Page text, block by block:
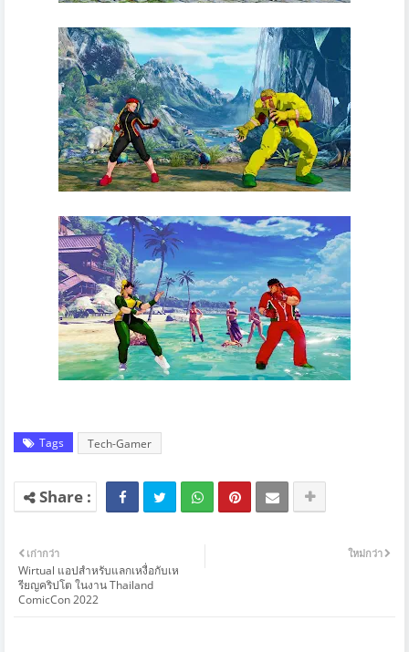
Tags Tech-Gamer
ใหม่กว่า
เก่ากว่า
Wirtual แอปสำหรับแลกเหงื่อกับเห
รียญคริปโต ในงาน Thailand
ComicCon 2022